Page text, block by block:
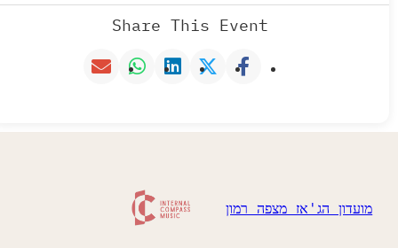
Share This Event
מועדון הג'אז מצפה רמון